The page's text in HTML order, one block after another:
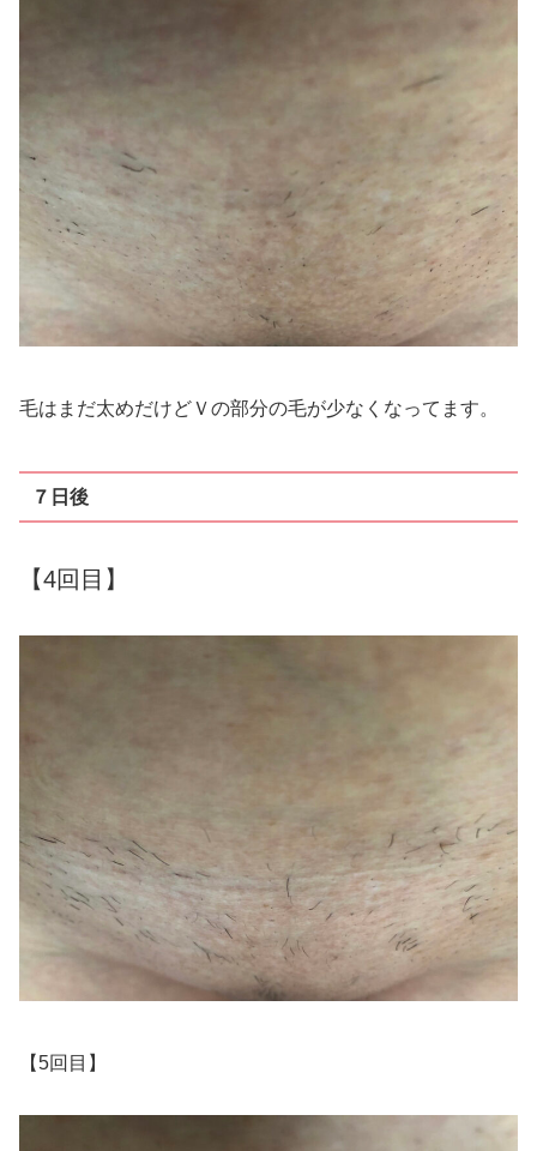
毛はまだ太めだけどＶの部分の毛が少なくなってます。
７日後
【4回目】
【5回目】